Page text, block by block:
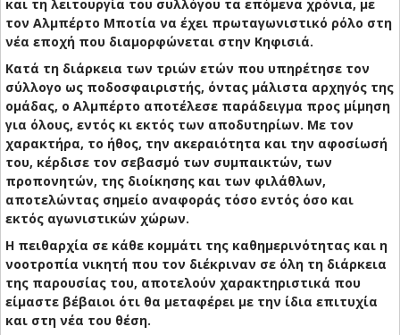
και τη λειτουργία του συλλόγου τα επόμενα χρόνια, με
τον Αλμπέρτο Μποτία να έχει πρωταγωνιστικό ρόλο στη
νέα εποχή που διαμορφώνεται στην Κηφισιά.
Κατά τη διάρκεια των τριών ετών που υπηρέτησε τον
σύλλογο ως ποδοσφαιριστής, όντας μάλιστα αρχηγός της
ομάδας, ο Αλμπέρτο αποτέλεσε παράδειγμα προς μίμηση
για όλους, εντός κι εκτός των αποδυτηρίων. Με τον
χαρακτήρα, το ήθος, την ακεραιότητα και την αφοσίωσή
του, κέρδισε τον σεβασμό των συμπαικτών, των
προπονητών, της διοίκησης και των φιλάθλων,
αποτελώντας σημείο αναφοράς τόσο εντός όσο και
εκτός αγωνιστικών χώρων.
Η πειθαρχία σε κάθε κομμάτι της καθημερινότητας και η
νοοτροπία νικητή που τον διέκριναν σε όλη τη διάρκεια
της παρουσίας του, αποτελούν χαρακτηριστικά που
είμαστε βέβαιοι ότι θα μεταφέρει με την ίδια επιτυχία
και στη νέα του θέση.